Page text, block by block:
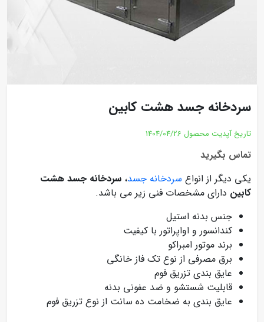
سردخانه جسد هشت کابین
تاریخ آپدیت محصول 1404/04/26
تماس بگیرید
یکی دیگر از انواع سردخانه جسد، سردخانه جسد هشت
کابین دارای مشخصات فنی زیر می باشد.
جنس بدنه استیل
کندانسور و اواپراتور با کیفیت
برند موتور امبراکو
برق مصرفی از نوع تک فاز خانگی
عایق بندی تزریق فوم
قابلیت شستشو و ضد عفونی بدنه
عایق بندی به ضخامت ده سانت از نوع تزریق فوم